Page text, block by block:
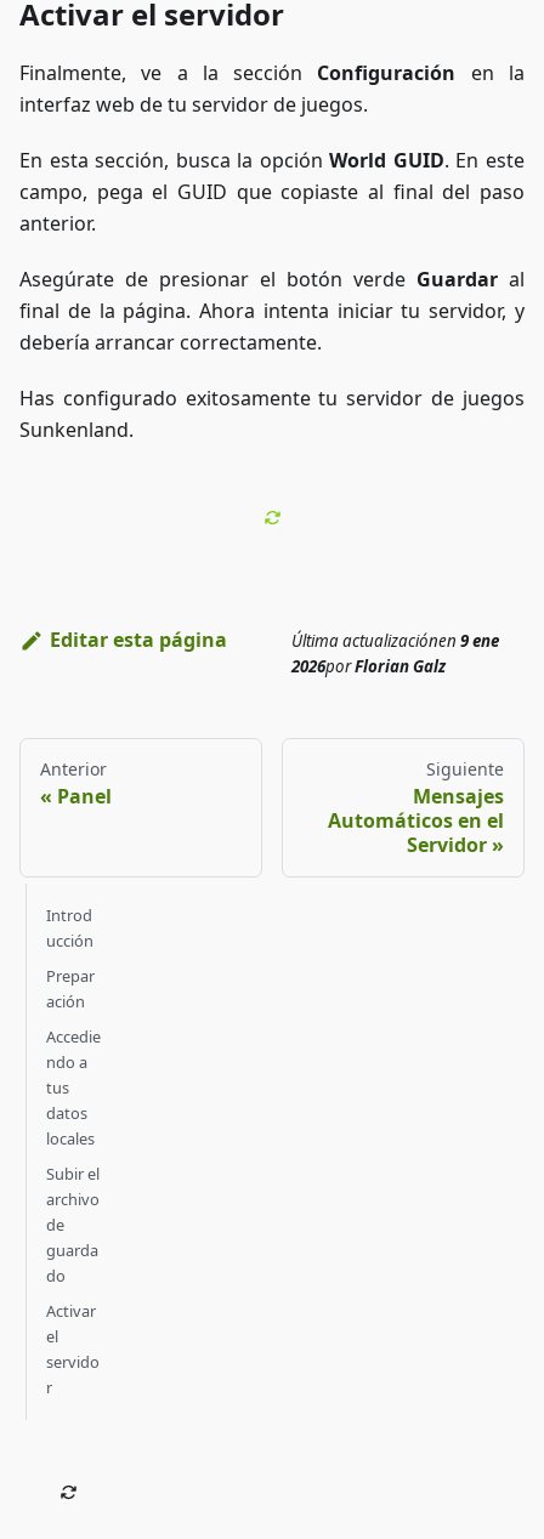
Activar el servidor
Finalmente, ve a la sección Configuración en la
interfaz web de tu servidor de juegos.
En esta sección, busca la opciónWorld GUID. En este
campo, pega el GUID que copiaste al final del paso
anterior.
Asegúrate de presionar el botón verde Guardar al
final de la página. Ahora intenta iniciar tu servidor, y
debería arrancar correctamente.
Has configurado exitosamente tu servidor de juegos
Sunkenland.
Editar esta página Última actualizaciónen 9 ene
2026porFlorian Galz
Anterior
Panel
Siguiente
Mensajes
Automáticos en el
Servidor
Introd
ucción
Prepar
ación
Accedie
ndo a
tus
datos
locales
Subir el
archivo
de
guarda
do
Activar
el
servido
r